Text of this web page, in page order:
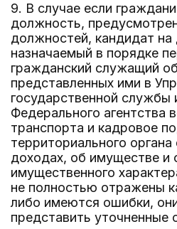
9. В случае если
должность,
должностей, кандидат
назначаемый в порядке
гражданский служащий
представленных ими в
государственной службы
Федерального агентства
транспорта и кадровое
территориального органа
доходах, об имуществе и
имущественного
не полностью отражены
либо имеются ошибки,
представить уточненные